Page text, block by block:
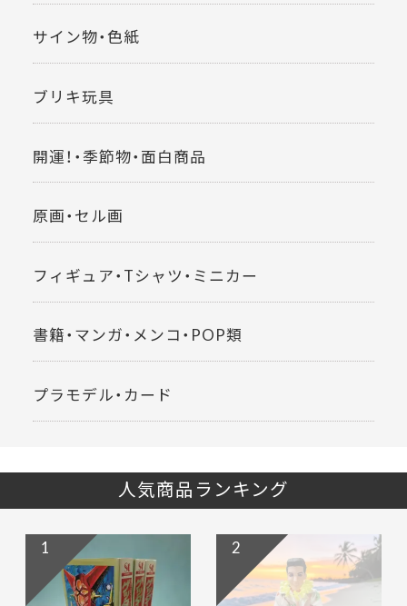
サイン物・色紙
ブリキ玩具
開運！・季節物・面白商品
原画・セル画
フィギュア・Tシャツ・ミニカー
書籍・マンガ・メンコ・POP類
プラモデル・カード
人気商品ランキング
1 2